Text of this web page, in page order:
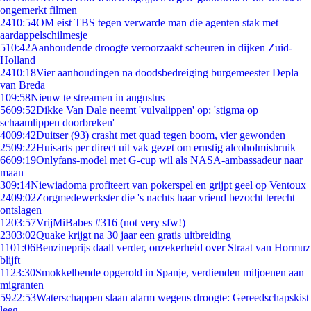
ongemerkt filmen
2410:54OM eist TBS tegen verwarde man die agenten stak met
aardappelschilmesje
510:42Aanhoudende droogte veroorzaakt scheuren in dijken Zuid-
Holland
2410:18Vier aanhoudingen na doodsbedreiging burgemeester Depla
van Breda
109:58Nieuw te streamen in augustus
5609:52Dikke Van Dale neemt 'vulvalippen' op: 'stigma op
schaamlippen doorbreken'
4009:42Duitser (93) crasht met quad tegen boom, vier gewonden
2509:22Huisarts per direct uit vak gezet om ernstig alcoholmisbruik
6609:19Onlyfans-model met G-cup wil als NASA-ambassadeur naar
maan
309:14Niewiadoma profiteert van pokerspel en grijpt geel op Ventoux
2409:02Zorgmedewerkster die 's nachts haar vriend bezocht terecht
ontslagen
1203:57VrijMiBabes #316 (not very sfw!)
2303:02Quake krijgt na 30 jaar een gratis uitbreiding
1101:06Benzineprijs daalt verder, onzekerheid over Straat van Hormuz
blijft
11 23:30Smokkelbende opgerold in Spanje, verdienden miljoenen aan
migranten
5922:53Waterschappen slaan alarm wegens droogte: Gereedschapskist